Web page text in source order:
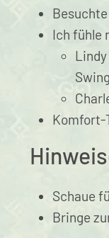
Ich fühle
Komfort-
Schaue
Bringe